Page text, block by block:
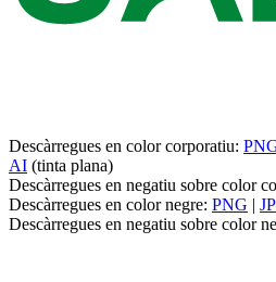
Descàrregues en color corporatiu:
AI (tinta plana)
Descàrregues en negatiu sobre color
Descàrregues en color negre: PNG |
Descàrregues en negatiu sobre color